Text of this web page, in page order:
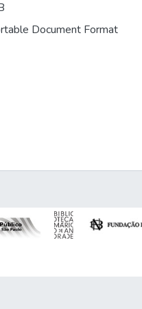
Document Format